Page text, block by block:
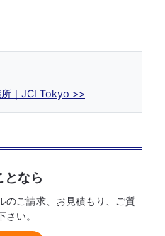
｜JCI Tokyo
となら
のご請求、お見積もり、ご質
い。